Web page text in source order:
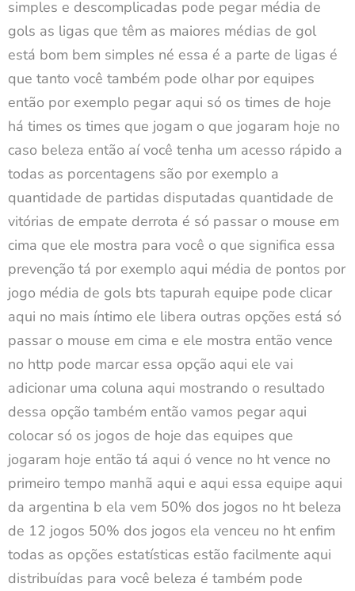
simples e descomplicadas pode pegar média de
gols as ligas que têm as maiores médias de gol
está bom bem simples né essa é a parte de ligas é
que tanto você também pode olhar por equipes
então por exemplo pegar aqui só os times de hoje
há times os times que jogam o que jogaram hoje no
caso beleza então aí você tenha um acesso rápido a
todas as porcentagens são por exemplo a
quantidade de partidas disputadas quantidade de
vitórias de empate derrota é só passar o mouse em
cima que ele mostra para você o que significa essa
prevenção tá por exemplo aqui média de pontos por
jogo média de gols bts tapurah equipe pode clicar
aqui no mais íntimo ele libera outras opções está só
passar o mouse em cima e ele mostra então vence
no http pode marcar essa opção aqui ele vai
adicionar uma coluna aqui mostrando o resultado
dessa opção também então vamos pegar aqui
colocar só os jogos de hoje das equipes que
jogaram hoje então tá aqui ó vence no ht vence no
primeiro tempo manhã aqui e aqui essa equipe aqui
da argentina b ela vem 50% dos jogos no ht beleza
de 12 jogos 50% dos jogos ela venceu no ht enfim
todas as opções estatísticas estão facilmente aqui
distribuídas para você beleza é também pode